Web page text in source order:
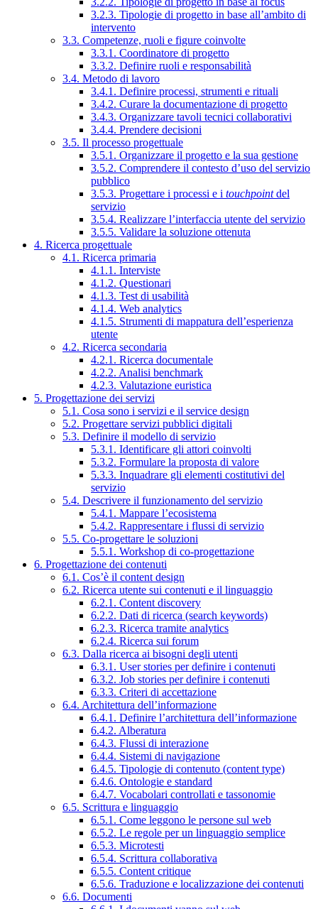
3.2.3. Tipologie di progetto in base all’ambito di
intervento
3.3. Competenze, ruoli e figure coinvolte
3.3.1. Coordinatore di progetto
3.3.2. Definire ruoli e responsabilità
3.4. Metodo di lavoro
3.4.1. Definire processi, strumenti e rituali
3.4.2. Curare la documentazione di progetto
3.4.3. Organizzare tavoli tecnici collaborativi
3.4.4. Prendere decisioni
3.5. Il processo progettuale
3.5.1. Organizzare il progetto e la sua gestione
3.5.2. Comprendere il contesto d’uso del servizio
pubblico
3.5.3. Progettare i processi e i touchpointdel
servizio
3.5.4. Realizzare l’interfaccia utente del servizio
3.5.5. Validare la soluzione ottenuta
4. Ricerca progettuale
4.1. Ricerca primaria
4.1.1. Interviste
4.1.2. Questionari
4.1.3. Test di usabilità
4.1.4. Web analytics
4.1.5. Strumenti di mappatura dell’esperienza
utente
4.2. Ricerca secondaria
4.2.1. Ricerca documentale
4.2.2. Analisi benchmark
4.2.3. Valutazione euristica
5. Progettazione dei servizi
5.1. Cosa sono i servizi e il service design
5.2. Progettare servizi pubblici digitali
5.3. Definire il modello di servizio
5.3.1. Identificare gli attori coinvolti
5.3.2. Formulare la proposta di valore
5.3.3. Inquadrare gli elementi costitutivi del
servizio
5.4. Descrivere il funzionamento del servizio
5.4.1. Mappare l’ecosistema
5.4.2. Rappresentare i flussi di servizio
5.5. Co-progettare le soluzioni
5.5.1. Workshop di co-progettazione
6. Progettazione dei contenuti
6.1. Cos’è il content design
6.2. Ricerca utente sui contenuti e il linguaggio
6.2.1. Content discovery
6.2.2. Dati di ricerca (search keywords)
6.2.3. Ricerca tramite analytics
6.2.4. Ricerca sui forum
6.3. Dalla ricerca ai bisogni degli utenti
6.3.1. User stories per definire i contenuti
6.3.2. Job stories per definire i contenuti
6.3.3. Criteri di accettazione
6.4. Architettura dell’informazione
6.4.1. Definire l’architettura dell’informazione
6.4.2. Alberatura
6.4.3. Flussi di interazione
6.4.4. Sistemi di navigazione
6.4.5. Tipologie di contenuto (content type)
6.4.6. Ontologie e standard
6.4.7. Vocabolari controllati e tassonomie
6.5. Scrittura e linguaggio
6.5.1. Come leggono le persone sul web
6.5.2. Le regole per un linguaggio semplice
6.5.3. Microtesti
6.5.4. Scrittura collaborativa
6.5.5. Content critique
6.5.6. Traduzione e localizzazione dei contenuti
6.6. Documenti